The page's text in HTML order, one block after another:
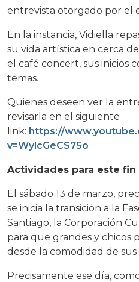
entrevista otorgado por el
En la instancia, Vidiella
su vida artística en cerca
el café concert, sus inicios
temas.
Quienes deseen ver la
revisarla en el siguiente
link: https://
v=WylcGeCS75o
Actividades para este fin
El sábado 13 de marzo,
se inicia la transición a la
Santiago, la Corporación
para que grandes y
desde la comodidad de sus
Precisamente ese día,